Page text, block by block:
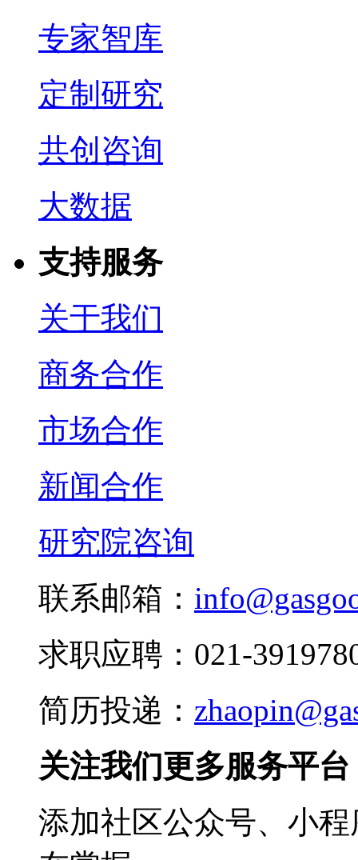
专家智库
定制研究
共创咨询
大数据
支持服务
关于我们
商务合作
市场合作
新闻合作
研究院咨询
联系邮箱：
求职应聘：021-
简历投递：
关注我们更多服务平台
添加社区公众号、小